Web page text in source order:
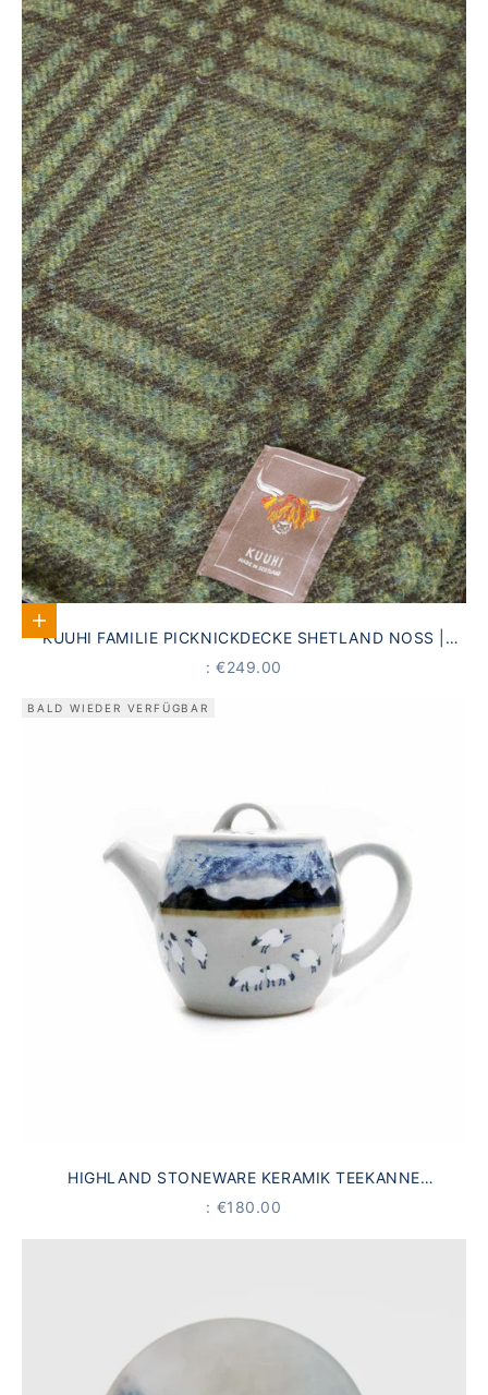
Add to Cart
KUUHI FAMILIE PICKNICKDECKE SHETLAND NOSS |
PFAU GRÜN KARIERT · WASSERDICHT
PRICE
: €249.00
BALD WIEDER VERFÜGBAR
HIGHLAND STONEWARE KERAMIK TEEKANNE
SCHOTTISCHE SCHAFE
PRICE
: €180.00